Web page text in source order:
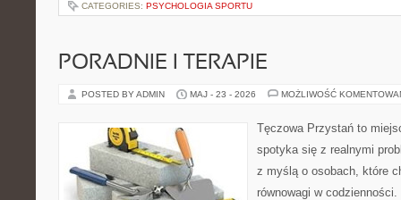
CATEGORIES: PSYCHOLOGIA SPORTU
PORADNIE I TERAPIE
POSTED BY ADMIN MAJ - 23 - 2026 MOŻLIWOŚĆ
Tęczowa Przystań to
spotyka się z realnymi
z myślą o osobach, które
równowagi w